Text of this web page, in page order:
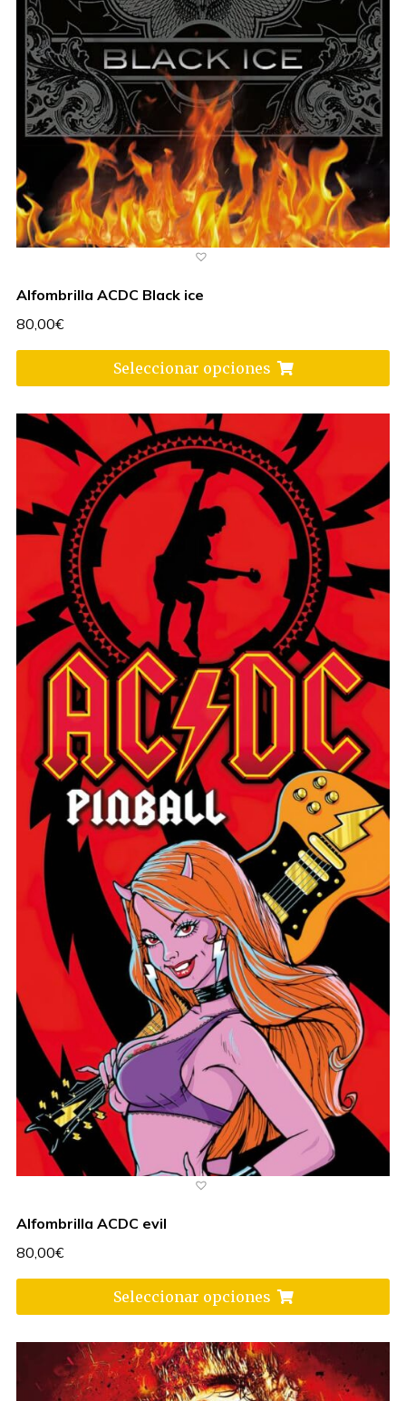
Alfombrilla ACDC Black ice
80,00€
Seleccionar opciones
Alfombrilla ACDC evil
80,00€
Seleccionar opciones